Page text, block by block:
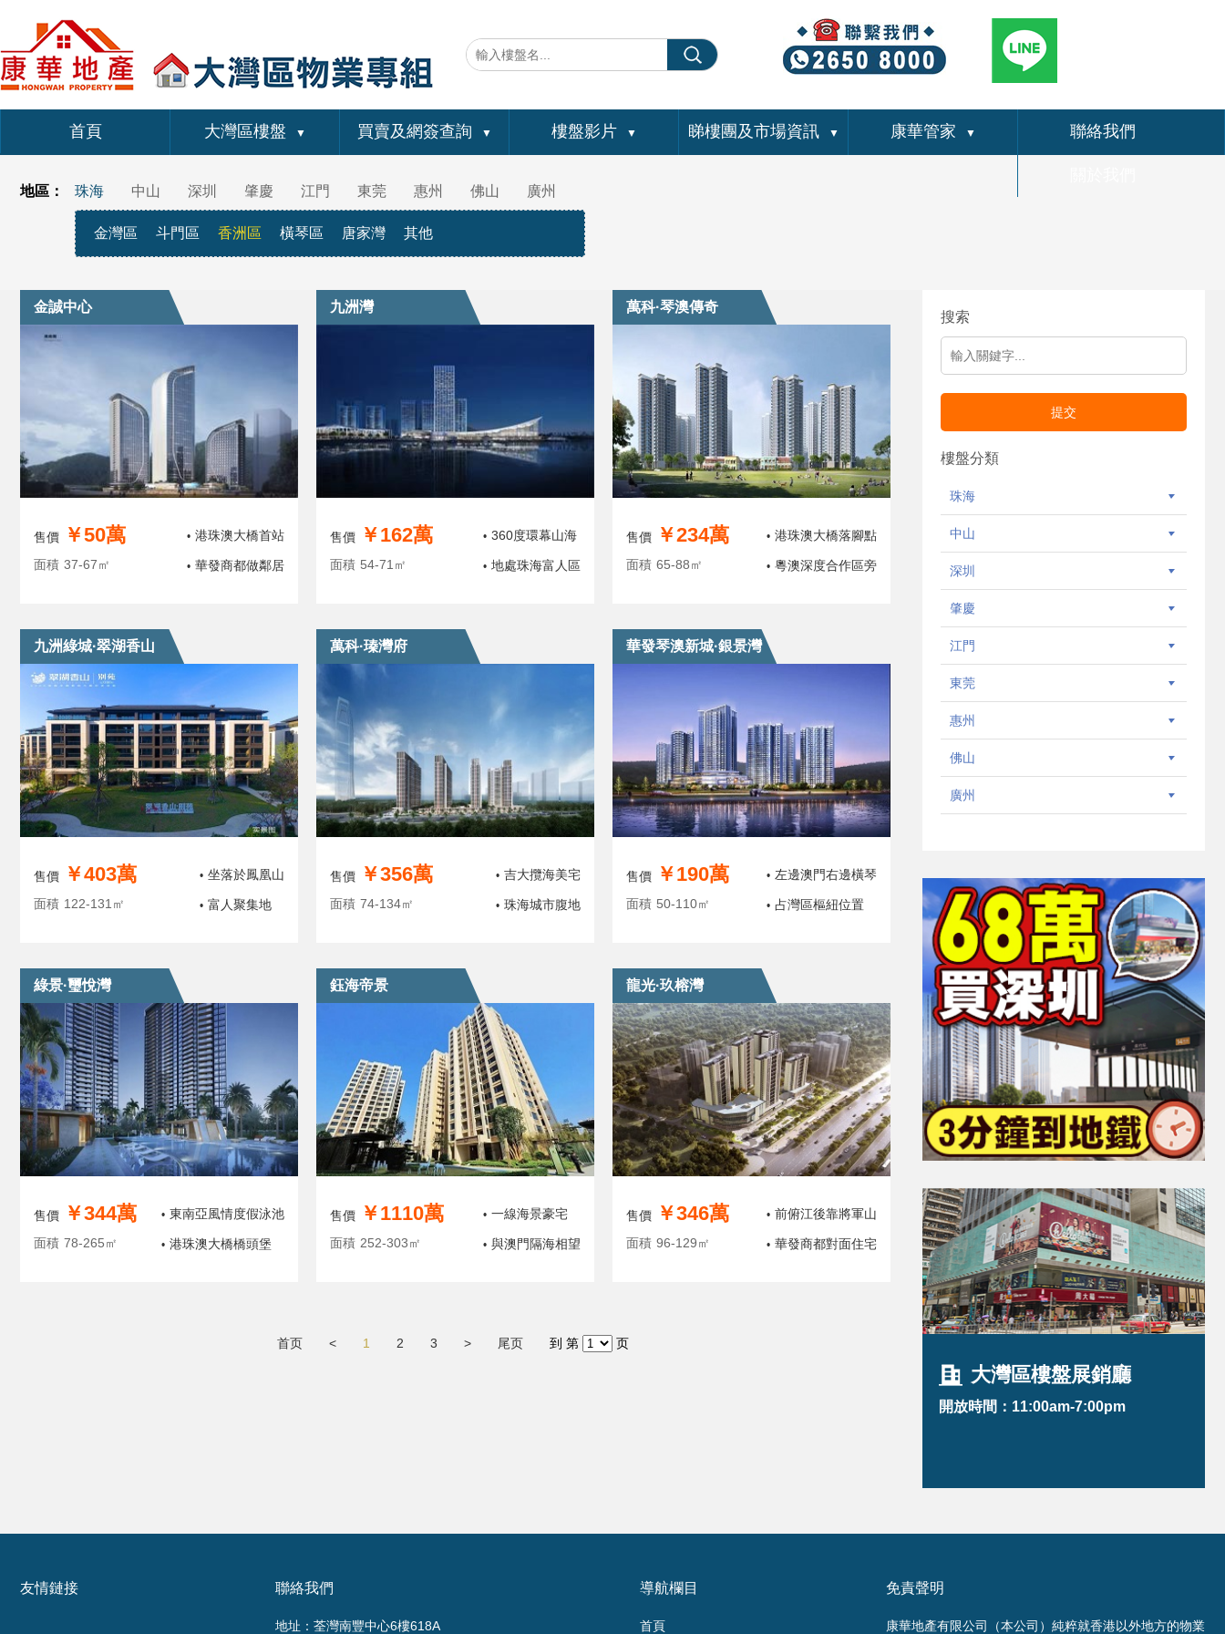
首頁 大灣區樓盤 ▼ 買賣及網簽查詢 ▼ 樓盤影片 ▼ 睇樓團及市場資訊 ▼ 康華管家 ▼ 聯絡我們
地區： 珠海
金灣區 斗門區 香洲區 橫琴區 唐家灣 其他
中山 深圳 肇慶 江門 東莞 惠州 佛山 廣州
金誠中心
售價 ￥50萬
面積 37-67㎡
• 港珠澳大橋首站
• 華發商都做鄰居
九洲灣
售價 ￥162萬
面積 54-71㎡
• 360度環幕山海
• 地處珠海富人區
萬科·琴澳傳奇
售價 ￥234萬
面積 65-88㎡
• 港珠澳大橋落腳點
• 粵澳深度合作區旁
九洲綠城·翠湖香山
售價 ￥403萬
面積 122-131㎡
• 坐落於鳳凰山
• 富人聚集地
萬科·瑧灣府
售價 ￥356萬
面積 74-134㎡
• 吉大攬海美宅
• 珠海城市腹地
華發琴澳新城·銀景灣
售價 ￥190萬
面積 50-110㎡
• 左邊澳門右邊橫琴
• 占灣區樞紐位置
綠景·璽悅灣
售價 ￥344萬
面積 78-265㎡
• 東南亞風情度假泳池
• 港珠澳大橋橋頭堡
鈺海帝景
售價 ￥1110萬
面積 252-303㎡
• 一線海景豪宅
• 與澳門隔海相望
龍光·玖榕灣
售價 ￥346萬
面積 96-129㎡
• 前俯江後靠將軍山
• 華發商都對面住宅
首页 < 1 2 3 > 尾页 到 第 页
搜索
樓盤分類
珠海
中山
深圳
肇慶
江門
東莞
惠州
佛山
廣州
大灣區樓盤展銷廳
開放時間：11:00am-7:00pm
友情鏈接 聯絡我們
地址：荃灣南豐中心6樓618A
導航欄目
首頁
免責聲明
康華地產有限公司（本公司）純粹就香港以外地方的物業